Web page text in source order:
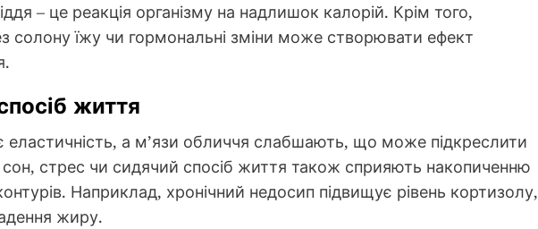
– це реакція організму на надлишок калорій. Крім того,
солону їжу чи гормональні зміни може створювати ефект
життя
еластичність, а м’язи обличчя слабшають, що може підкреслити
сон, стрес чи сидячий спосіб життя також сприяють накопиченню
Наприклад, хронічний недосип підвищує рівень кортизолу,
жиру.